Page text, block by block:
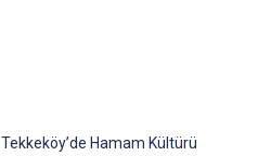
Tekkeköy’de Hamam Kültürü